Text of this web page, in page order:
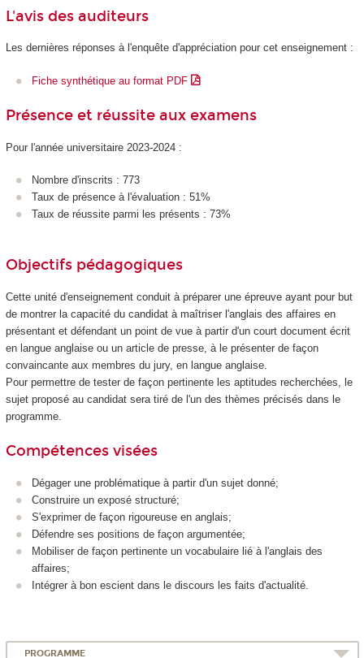
L'avis des auditeurs
Les dernières réponses à l'enquête d'appréciation pour cet enseignement :
Fiche synthétique au format PDF
Présence et réussite aux examens
Pour l'année universitaire 2023-2024 :
Nombre d'inscrits : 773
Taux de présence à l'évaluation : 51%
Taux de réussite parmi les présents : 73%
Objectifs pédagogiques
Cette unité d'enseignementconduit à préparer une épreuve ayant pour but
de montrer la capacité du candidat à maîtriser l'anglais des affaires en
présentant et défendant un point de vue à partir d'un court document écrit
en langue anglaise ou un article de presse, à le présenter de façon
convaincante aux membres du jury, en langue anglaise.
Pour permettre de tester de façon pertinente les aptitudes recherchées, le
sujet proposé au candidat sera tiré de l'un des thèmes précisés dans le
programme.
Compétences visées
Dégager une problématique à partir d'un sujet donné;
Construire un exposé structuré;
S'exprimer de façon rigoureuse en anglais;
Défendre ses positions de façon argumentée;
Mobiliser de façon pertinente un vocabulaire lié à l'anglais des
affaires;
Intégrer à bon escient dans le discours les faits d'actualité.
PROGRAMME